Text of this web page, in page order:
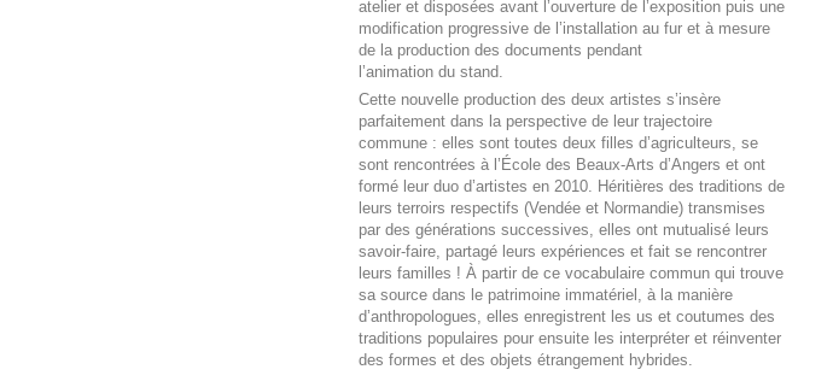
atelier et disposées avant l’ouverture de l’exposition puis une
modification progressive de l’installation au fur et à mesure
de la production des documents pendant
l’animation du stand.
Cette nouvelle production des deux artistes s’insère
parfaitement dans la perspective de leur trajectoire
commune : elles sont toutes deux filles d’agriculteurs, se
sont rencontrées à l’École des Beaux-Arts d’Angers et ont
formé leur duo d’artistes en 2010. Héritières des traditions de
leurs terroirs respectifs (Vendée et Normandie) transmises
par des générations successives, elles ont mutualisé leurs
savoir-faire, partagé leurs expériences et fait se rencontrer
leurs familles ! À partir de ce vocabulaire commun qui trouve
sa source dans le patrimoine immatériel, à la manière
d’anthropologues, elles enregistrent les us et coutumes des
traditions populaires pour ensuite les interpréter et réinventer
des formes et des objets étrangement hybrides.